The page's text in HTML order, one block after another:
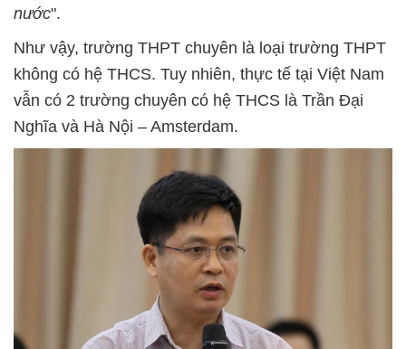
nước".
Như vậy, trường THPT chuyên là loại trường THPT
không có hệ THCS. Tuy nhiên, thực tế tại Việt Nam
vẫn có 2 trường chuyên có hệ THCS là Trần Đại
Nghĩa và Hà Nội – Amsterdam.